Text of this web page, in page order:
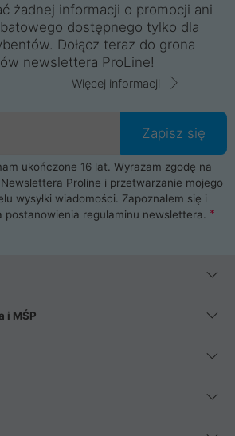
żadnej informacji o promocji ani
dostępnego tylko dla
Dołącz teraz do grona
newslettera ProLine!
Więcej informacji
Zapisz się
ukończone 16 lat. Wyrażam zgodę na
Proline i przetwarzanie mojego
wysyłki wiadomości. Zapoznałem się i
postanowienia regulaminu newslettera.
i MŚP